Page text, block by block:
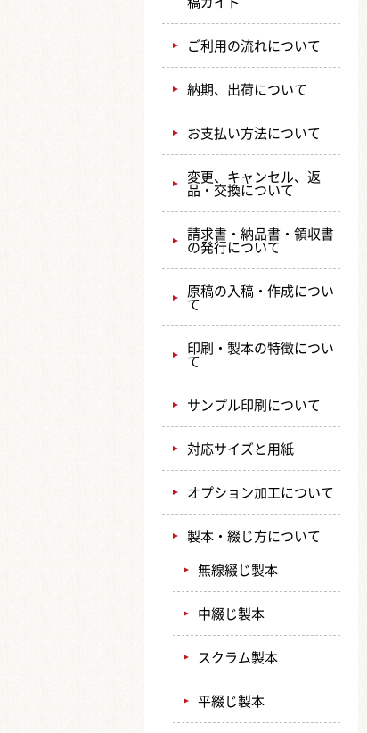
ご利用の流れについて
納期、出荷について
お支払い方法について
変更、キャンセル、返
品・交換について
請求書・納品書・領収書
の発行について
原稿の入稿・作成につい
て
印刷・製本の特徴につい
て
サンプル印刷について
対応サイズと用紙
オプション加工について
製本・綴じ方について
無線綴じ製本
中綴じ製本
スクラム製本
平綴じ製本